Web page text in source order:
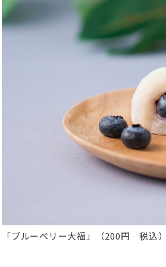
「ブルーベリー大福」（200円 税込